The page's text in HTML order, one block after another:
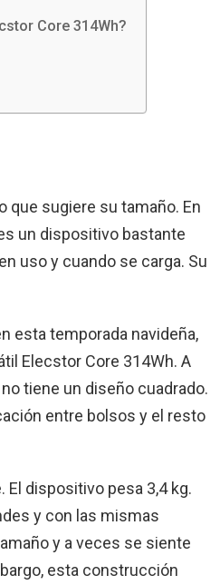
Core 314Wh?
que sugiere su tamaño. En
un dispositivo bastante
uso y cuando se carga. Su
esta temporada navideña,
Elecstor Core 314Wh. A
tiene un diseño cuadrado.
entre bolsos y el resto
dispositivo pesa 3,4 kg.
y con las mismas
y a veces se siente
esta construcción